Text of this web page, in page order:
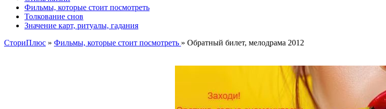
Фильмы, которые стоит посмотреть
Толкование снов
Значение карт, ритуалы, гадания
СториПлюс » Фильмы, которые стоит посмотреть » Обратный билет, мелодрама 2012